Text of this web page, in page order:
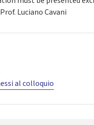
Luciano Cavani
al colloquio